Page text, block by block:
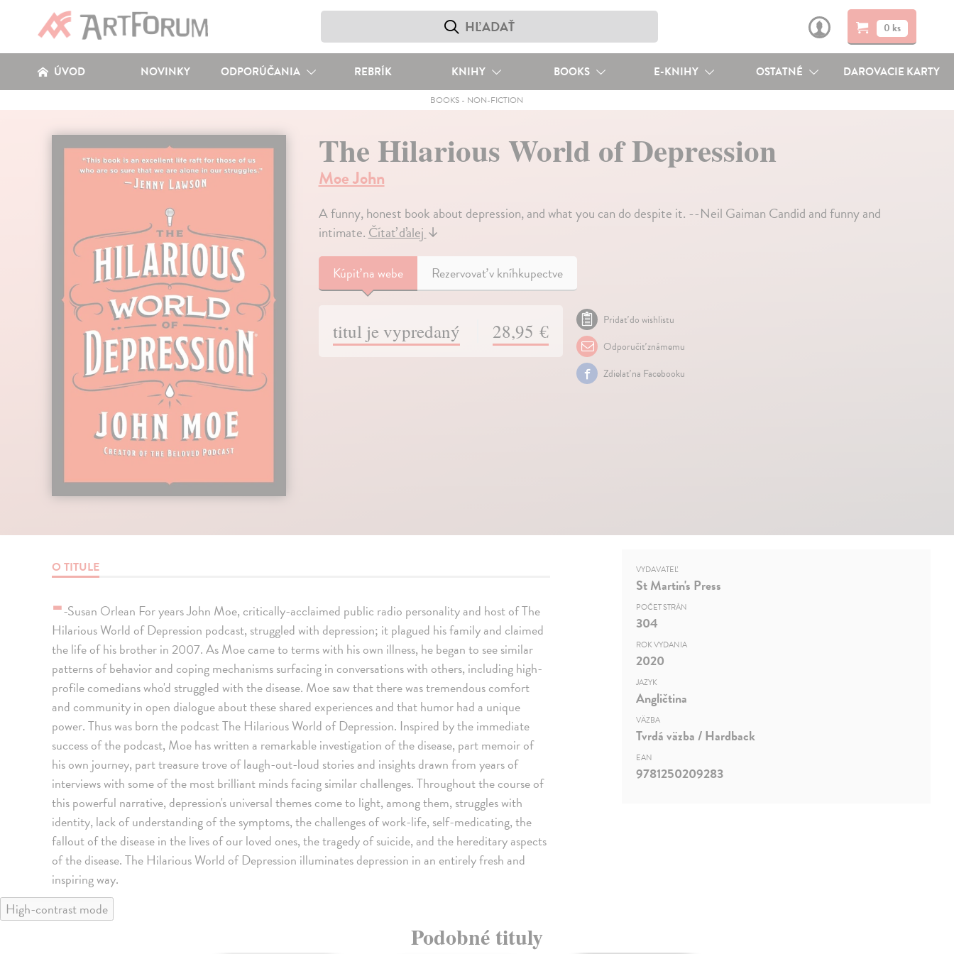
0 ks
ÚVOD NOVINKY ODPORÚČANIA REBRÍK KNIHY BOOKS E-KNIHY OSTATNÉ DAROVACIE KARTY
BOOKS - NON-FICTION
The Hilarious World of Depression
Moe John
A funny, honest book about depression, and what you can do despite it. --Neil Gaiman Candid and funny and
intimate.Čítať ďalej↓
Kúpiťna webe Rezervovať v kníhkupectve
titul je vypredaný 28,95 €
Pridať do wishlistu
Odporučiť známemu
Zdielať na Facebooku
O TITULE
--Susan Orlean For years John Moe, critically-acclaimed public radio personality and host of The
Hilarious World of Depression podcast, struggled with depression; it plagued his family and claimed
the life of his brother in 2007. As Moe came to terms with his own illness, he began to see similar
patterns of behavior and coping mechanisms surfacing in conversations with others, including high-
profile comedians who'd struggled with the disease. Moe saw that there was tremendous comfort
and community in open dialogue about these shared experiences and that humor had a unique
power. Thus was born the podcast The Hilarious World of Depression. Inspired by the immediate
success of the podcast, Moe has written a remarkable investigation of the disease, part memoir of
his own journey, part treasure trove of laugh-out-loud stories and insights drawn from years of
interviews with some of the most brilliant minds facing similar challenges. Throughout the course of
this powerful narrative, depression's universal themes come to light, among them, struggles with
identity, lack of understanding of the symptoms, the challenges of work-life, self-medicating, the
fallout of the disease in the lives of our loved ones, the tragedy of suicide, and the hereditary aspects
of the disease. The Hilarious World of Depression illuminates depression in an entirely fresh and
inspiring way.
VYDAVATEĽ
St Martin's Press
POČET STRÁN
304
ROK VYDANIA
2020
JAZYK
Angličtina
VÄZBA
Tvrdá väzba / Hardback
EAN
9781250209283
High-contrast mode
Podobné tituly